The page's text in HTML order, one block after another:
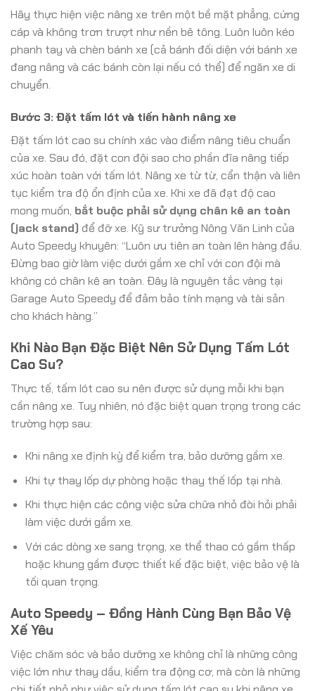
Hãy thực hiện việc nâng xe trên một bề mặt phẳng, cứng
cáp và không trơn trượt như nền bê tông. Luôn luôn kéo
phanh tay và chèn bánh xe (cả bánh đối diện với bánh xe
đang nâng và các bánh còn lại nếu có thể) để ngăn xe di
chuyển.
Bước 3: Đặt tấm lót và tiến hành nâng xe
Đặt tấm lót cao su chính xác vào điểm nâng tiêu chuẩn
của xe. Sau đó, đặt con đội sao cho phần đĩa nâng tiếp
xúc hoàn toàn với tấm lót. Nâng xe từ từ, cẩn thận và liên
tục kiểm tra độ ổn định của xe. Khi xe đã đạt độ cao
mong muốn, bắt buộc phải sử dụng chân kê an toàn
(jack stand) để đỡ xe. Kỹ sư trưởng Nông Văn Linh của
Auto Speedy khuyên: “Luôn ưu tiên an toàn lên hàng đầu.
Đừng bao giờ làm việc dưới gầm xe chỉ với con đội mà
không có chân kê an toàn. Đây là nguyên tắc vàng tại
Garage Auto Speedy để đảm bảo tính mạng và tài sản
cho khách hàng.”
Khi Nào Bạn Đặc Biệt Nên Sử Dụng Tấm Lót
Cao Su?
Thực tế, tấm lót cao su nên được sử dụng mỗi khi bạn
cần nâng xe. Tuy nhiên, nó đặc biệt quan trọng trong các
trường hợp sau:
Khi nâng xe định kỳ để kiểm tra, bảo dưỡng gầm xe.
Khi tự thay lốp dự phòng hoặc thay thế lốp tại nhà.
Khi thực hiện các công việc sửa chữa nhỏ đòi hỏi phải
làm việc dưới gầm xe.
Với các dòng xe sang trọng, xe thể thao có gầm thấp
hoặc khung gầm được thiết kế đặc biệt, việc bảo vệ là
tối quan trọng.
Auto Speedy – Đồng Hành Cùng Bạn Bảo Vệ
Xế Yêu
Việc chăm sóc và bảo dưỡng xe không chỉ là những công
việc lớn như thay dầu, kiểm tra động cơ, mà còn là những